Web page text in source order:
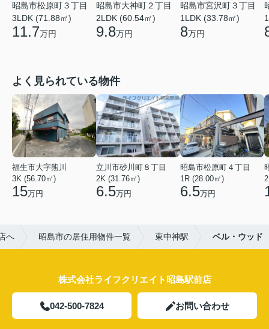
昭島市松原町３丁目
3LDK (71.88㎡)
11.7万円
昭島市大神町２丁目
2LDK (60.54㎡)
9.8万円
昭島市宮沢町３丁目
1LDK (33.78㎡)
8万円
よく見られている物件
福生市大字熊川
3K (56.70㎡)
15万円
立川市砂川町８丁目
2K (31.76㎡)
6.5万円
昭島市松原町４丁目
1R (28.00㎡)
6.5万円
へ 昭島市の居住用物件一覧 東中神駅 ベル・ウッド
株式会社ライフクリエイト昭島駅前店
042-500-7824 お問い合わせ